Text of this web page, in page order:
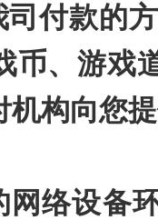
付款的
币、游戏
机构向您
网络设备